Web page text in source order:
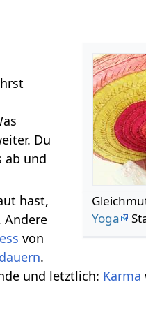
Yoga
Du
ab und
hast,
Andere
von
.
und letztlich: Karma